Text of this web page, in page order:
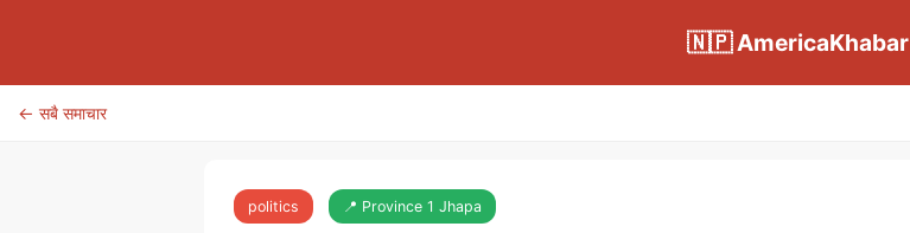
🇳🇵 AmericaKhabar
← सबै समाचार
politics 📍 Province 1 Jhapa